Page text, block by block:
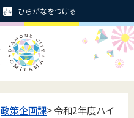
ひらがなをつける
政策企画課> 令和2年度ハイ